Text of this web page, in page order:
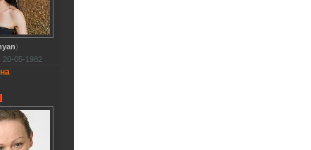
)
20-05-1982